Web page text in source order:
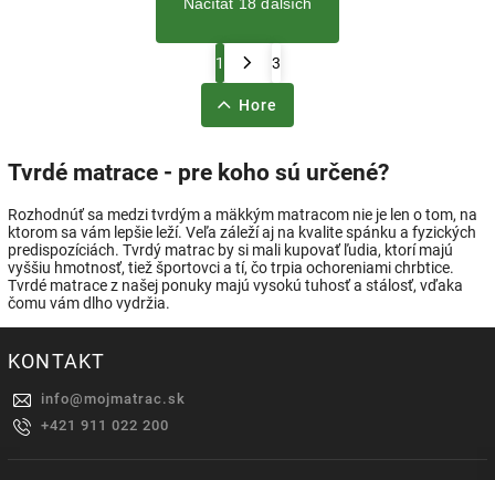
Načítať 18 ďalších
1 3
Hore
Tvrdé matrace - pre koho sú určené?
Rozhodnúť sa medzi tvrdým a mäkkým matracom nie je len o tom, na
ktorom sa vám lepšie leží. Veľa záleží aj na kvalite spánku a fyzických
predispozíciách. Tvrdý matrac by si mali kupovať ľudia, ktorí majú
vyššiu hmotnosť, tiež športovci a tí, čo trpia ochoreniami chrbtice.
Tvrdé matrace z našej ponuky majú vysokú tuhosť a stálosť, vďaka
čomu vám dlho vydržia.
KONTAKT
info@mojmatrac.sk
+421 911 022 200